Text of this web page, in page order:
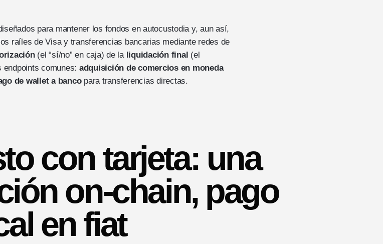
para mantener los fondos en autocustodia y, aun así,
raíles de Visa y transferencias bancarias mediante redes de
(el “sí/no” en caja) de la liquidación final (el
comunes: adquisición de comercios en moneda
de wallet a bancopara transferencias directas.
con tarjeta: una
on-chain, pago
en fiat